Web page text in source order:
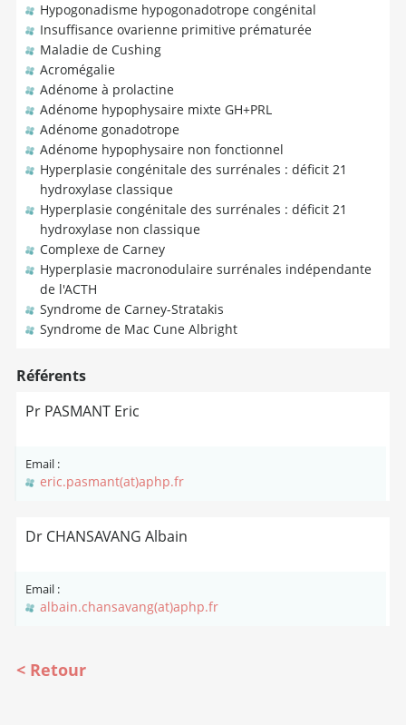
Hypogonadisme hypogonadotrope congénital
Insuffisance ovarienne primitive prématurée
Maladie de Cushing
Acromégalie
Adénome à prolactine
Adénome hypophysaire mixte GH+PRL
Adénome gonadotrope
Adénome hypophysaire non fonctionnel
Hyperplasie congénitale des surrénales : déficit 21
hydroxylase classique
Hyperplasie congénitale des surrénales : déficit 21
hydroxylase non classique
Complexe de Carney
Hyperplasie macronodulaire surrénales indépendante
de l'ACTH
Syndrome de Carney-Stratakis
Syndrome de Mac Cune Albright
Référents
Pr PASMANT Eric
Email :
eric.pasmant(at)aphp.fr
Dr CHANSAVANG Albain
Email :
albain.chansavang(at)aphp.fr
Retour